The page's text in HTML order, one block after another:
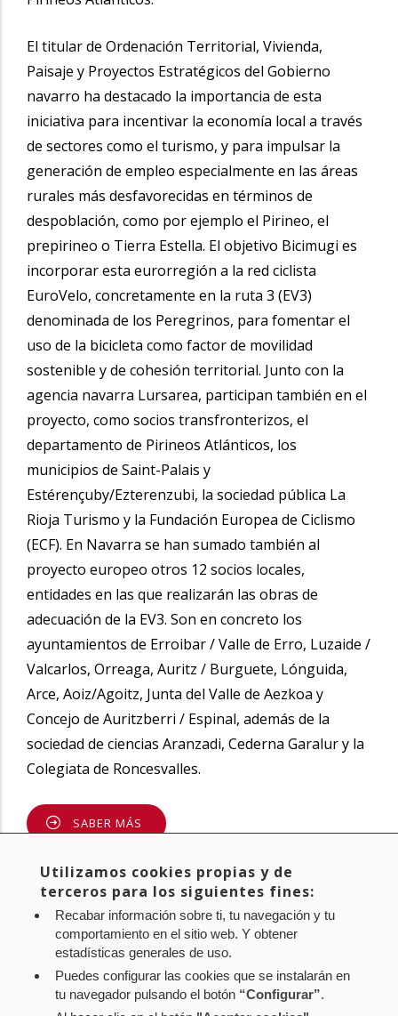
El titular de Ordenación Territorial, Vivienda,
Paisaje y Proyectos Estratégicos del Gobierno
navarro ha destacado la importancia de esta
iniciativa para incentivar la economía local a través
de sectores como el turismo, y para impulsar la
generación de empleo especialmente en las áreas
rurales más desfavorecidas en términos de
despoblación, como por ejemplo el Pirineo, el
prepirineo o Tierra Estella. El objetivo Bicimugi es
incorporar esta eurorregión a la red ciclista
EuroVelo, concretamente en la ruta 3 (EV3)
denominada de los Peregrinos, para fomentar el
uso de la bicicleta como factor de movilidad
sostenible y de cohesión territorial. Junto con la
agencia navarra Lursarea, participan también en el
proyecto, como socios transfronterizos, el
departamento de Pirineos Atlánticos, los
municipios de Saint-Palais y
Estérençuby/Ezterenzubi, la sociedad pública La
Rioja Turismo y la Fundación Europea de Ciclismo
(ECF). En Navarra se han sumado también al
proyecto europeo otros 12 socios locales,
entidades en las que realizarán las obras de
adecuación de la EV3. Son en concreto los
ayuntamientos de Erroibar / Valle de Erro, Luzaide /
Valcarlos, Orreaga, Auritz / Burguete, Lónguida,
Arce, Aoiz/Agoitz, Junta del Valle de Aezkoa y
Concejo de Auritzberri / Espinal, además de la
sociedad de ciencias Aranzadi, Cederna Garalur y la
Colegiata de Roncesvalles.
SABER MÁS
Twitter
Utilizamos cookies propias y de
terceros para los siguientes fines:
Recabar información sobre ti, tu navegación y tu
comportamiento en el sitio web. Y obtener
estadísticas generales de uso.
Puedes configurar las cookies que se instalarán en
tu navegador pulsando el botón “Configurar”.